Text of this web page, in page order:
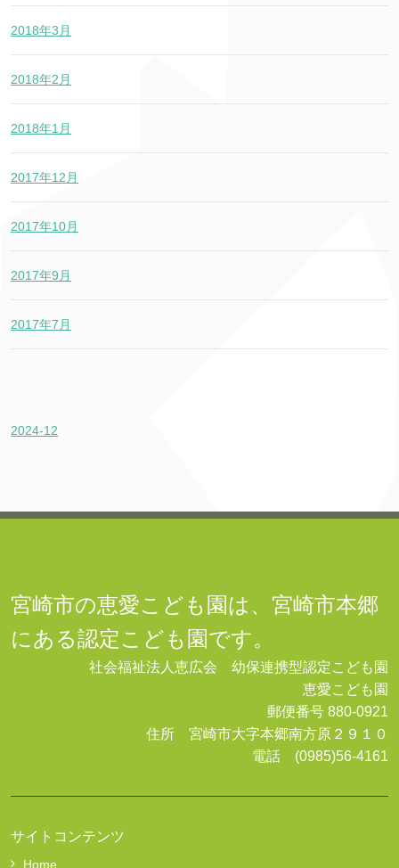
2018年3月
2018年2月
2018年1月
2017年12月
2017年10月
2017年9月
2017年7月
2024-12
宮崎市の恵愛こども園は、宮崎市本郷
にある認定こども園です。
社会福祉法人恵広会 幼保連携型認定こども園
恵愛こども園
郵便番号 880-0921
住所 宮崎市大字本郷南方原２９１０
電話 (0985)56-4161
サイトコンテンツ
Home